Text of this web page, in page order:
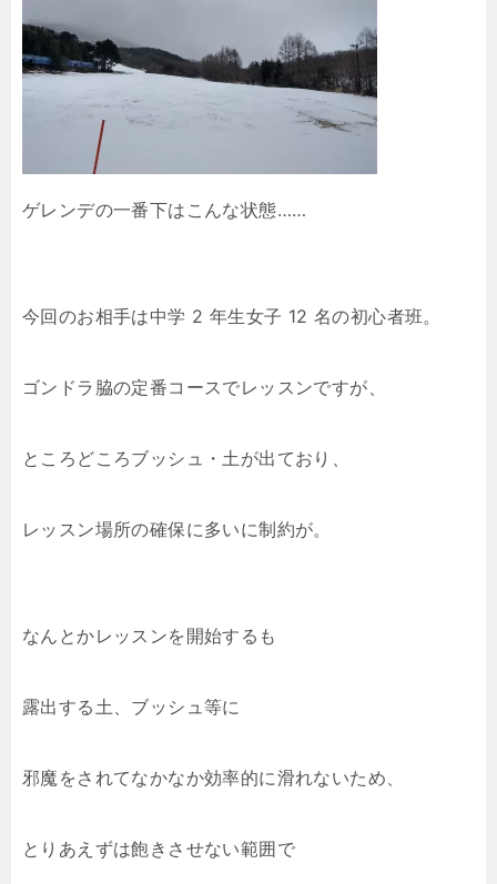
ゲレンデの一番下はこんな状態……
今回のお相手は中学 2 年生女子 12 名の初心者班。
ゴンドラ脇の定番コースでレッスンですが、
ところどころブッシュ・土が出ており、
レッスン場所の確保に多いに制約が。
なんとかレッスンを開始するも
露出する土、ブッシュ等に
邪魔をされてなかなか効率的に滑れないため、
とりあえずは飽きさせない範囲で